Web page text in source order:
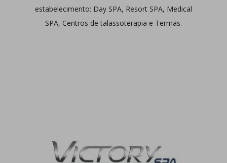
estabelecimento: Day SPA, Resort SPA, Medical
SPA, Centros de talassoterapia e Termas.